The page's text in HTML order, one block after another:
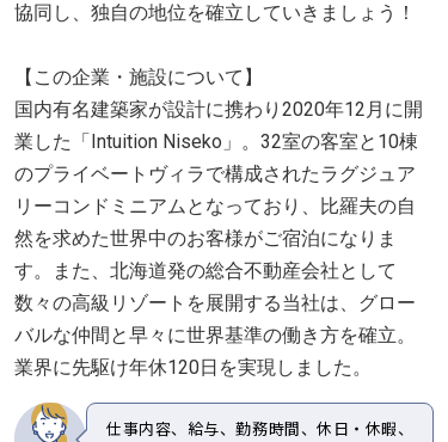
協同し、独自の地位を確立していきましょう！
【この企業・施設について】
国内有名建築家が設計に携わり2020年12月に開
業した「Intuition Niseko」。32室の客室と10棟
のプライベートヴィラで構成されたラグジュア
リーコンドミニアムとなっており、比羅夫の自
然を求めた世界中のお客様がご宿泊になりま
す。また、北海道発の総合不動産会社として
数々の高級リゾートを展開する当社は、グロー
バルな仲間と早々に世界基準の働き方を確立。
業界に先駆け年休120日を実現しました。
仕事内容、給与、勤務時間、休日・休暇、